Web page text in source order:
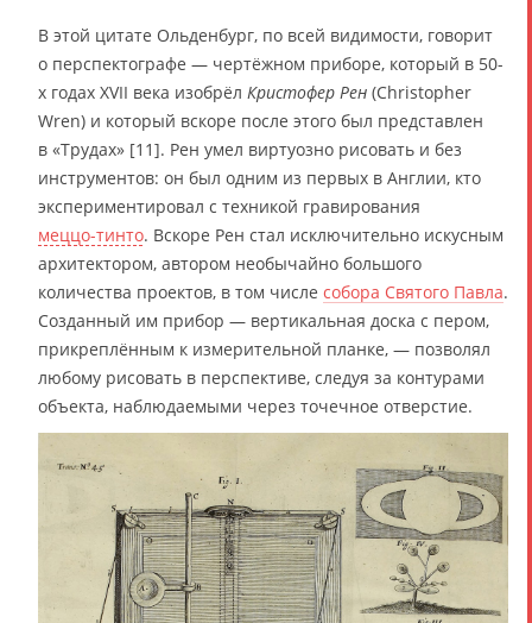
В этой цитате Ольденбург, по всей видимости, говорит
о перспектографе — чертёжном приборе, который в 50-
х годах XVII века изобрёл Кристофер Рен (Christopher
Wren) и который вскоре после этого был представлен
в «Трудах» [11]. Рен умел виртуозно рисовать и без
инструментов: он был одним из первых в Англии, кто
экспериментировал с техникой гравирования
меццо-тинто. Вскоре Рен стал исключительно искусным
архитектором, автором необычайно большого
количества проектов, в том числе собора Святого Павла.
Созданный им прибор — вертикальная доска с пером,
прикреплённым к измерительной планке, — позволял
любому рисовать в перспективе, следуя за контурами
объекта, наблюдаемыми через точечное отверстие.